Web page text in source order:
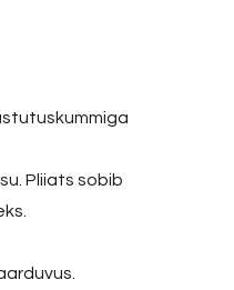
Pliiats sobib